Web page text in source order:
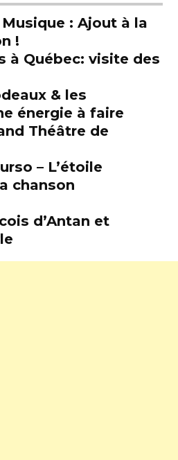
: Ajout à la
!
à Québec: visite des
& les
énergie à faire
Théâtre de
– L’étoile
chanson
d’Antan et